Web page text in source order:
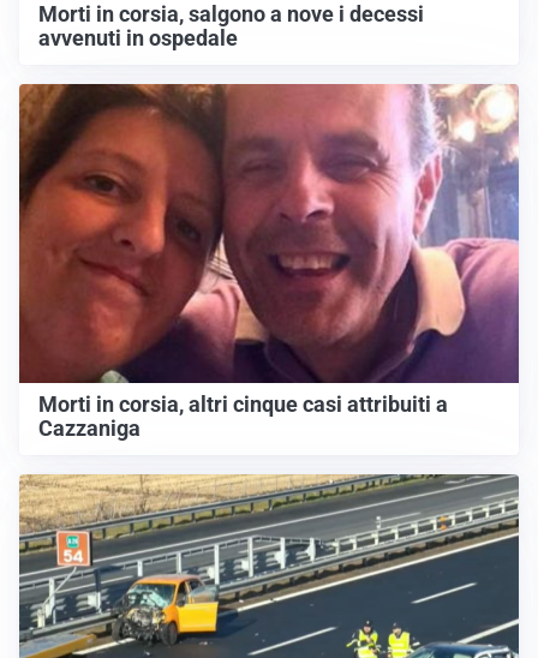
Morti in corsia, salgono a nove i decessi
avvenuti in ospedale
Morti in corsia, altri cinque casi attribuiti a
Cazzaniga